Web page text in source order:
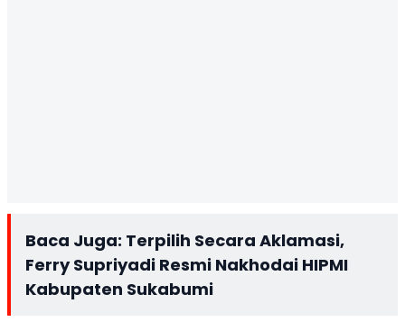
Baca Juga: Terpilih Secara Aklamasi,
Ferry Supriyadi Resmi Nakhodai HIPMI
Kabupaten Sukabumi